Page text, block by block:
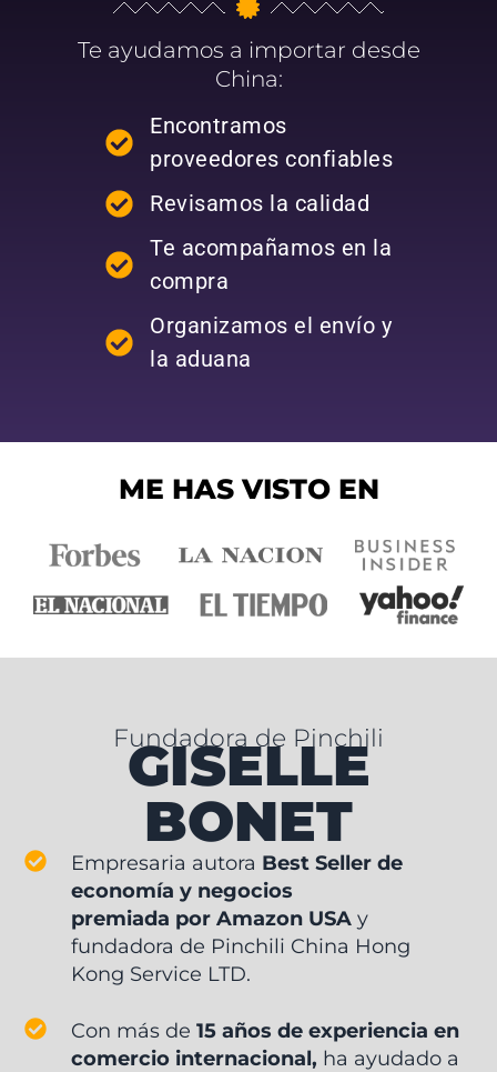
Te ayudamos a importar desde
China:
Encontramos
proveedores confiables
Revisamos la calidad
Te acompañamos en la
compra
Organizamos el envío y
la aduana
ME HAS VISTO EN
Fundadora de Pinchili
GISELLE
BONET
Empresaria autora Best Seller de
economía y negocios
premiada por Amazon USAy
fundadora de Pinchili China Hong
Kong Service LTD.
Con más de 15 años de experiencia en
comercio internacional, ha ayudado a